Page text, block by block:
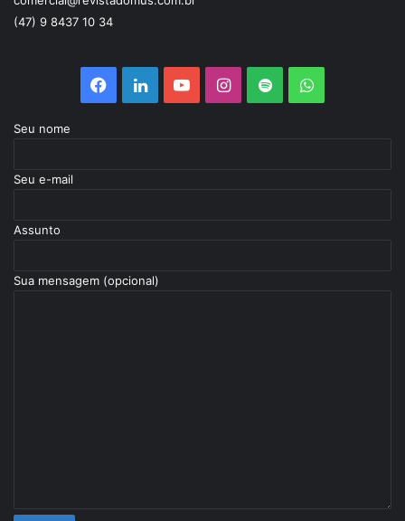
(47) 9 8437 10 34
Facebook
LinkedinYouTubeInstagram
SpotifyWhatsApp
Seu nome
Seu e-mail
Assunto
Sua mensagem (opcional)